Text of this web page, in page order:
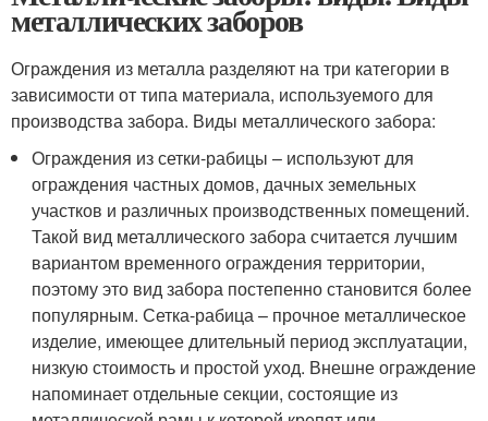
металлических заборов
Ограждения из металла разделяют на три категории в
зависимости от типа материала, используемого для
производства забора. Виды металлического забора:
Ограждения из сетки-рабицы – используют для
ограждения частных домов, дачных земельных
участков и различных производственных помещений.
Такой вид металлического забора считается лучшим
вариантом временного ограждения территории,
поэтому это вид забора постепенно становится более
популярным. Сетка-рабица – прочное металлическое
изделие, имеющее длительный период эксплуатации,
низкую стоимость и простой уход. Внешне ограждение
напоминает отдельные секции, состоящие из